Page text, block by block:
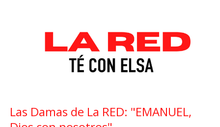
Las Damas de La RED: "EMANUEL,